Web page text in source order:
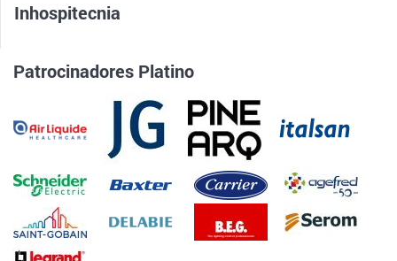
Inhospitecnia
Patrocinadores Platino